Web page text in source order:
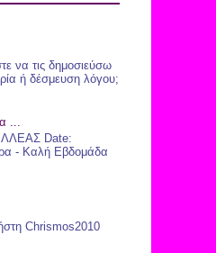
να τις δημοσιεύσω
ή δέσμευση λόγου;
...
Date:
- Καλή Εβδομάδα
Chrismos2010